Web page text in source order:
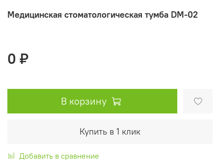
Медицинская стоматологическая тумба DM-02
0 ₽
В корзину
Купить в 1 клик
Добавить в сравнение